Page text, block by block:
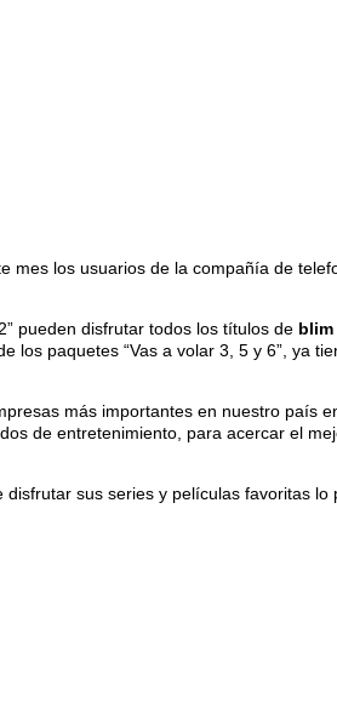
los usuarios de la compañía de
pueden disfrutar todos los títulos de blim
los paquetes “Vas a volar 3, 5 y 6”, ya
más importantes en nuestro país
de entretenimiento, para acercar el
sus series y películas favoritas